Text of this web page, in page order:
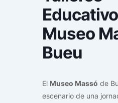
Museo
Bueu
El Museo Massó de
escenario de una